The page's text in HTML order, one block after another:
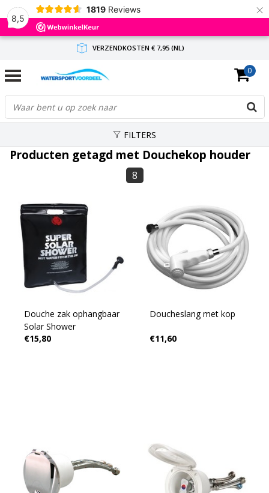
8,5
1819 Reviews ×
VERZENDKOSTEN € 7,95 (NL)
GRATIS VERZENDING(NL) VANAF € 65,-
BINNEN 1-3 WERKDAGEN ANTWOORD
0
FILTERS
Producten getagd met Douchekop houder
8
Douche zak ophangbaar
Solar Shower
€15,80
Doucheslang met kop
€11,60